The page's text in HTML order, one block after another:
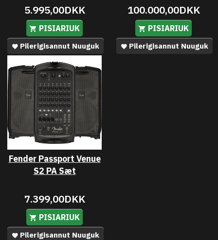
5.995,00DKK
PISIARIUK
Pilerigisannut Nuuguk
100.000,00DKK
PISIARIUK
Pilerigisannut Nuuguk
Fender Passport Venue
S2 PA Sæt
7.399,00DKK
PISIARIUK
Pilerigisannut Nuuguk